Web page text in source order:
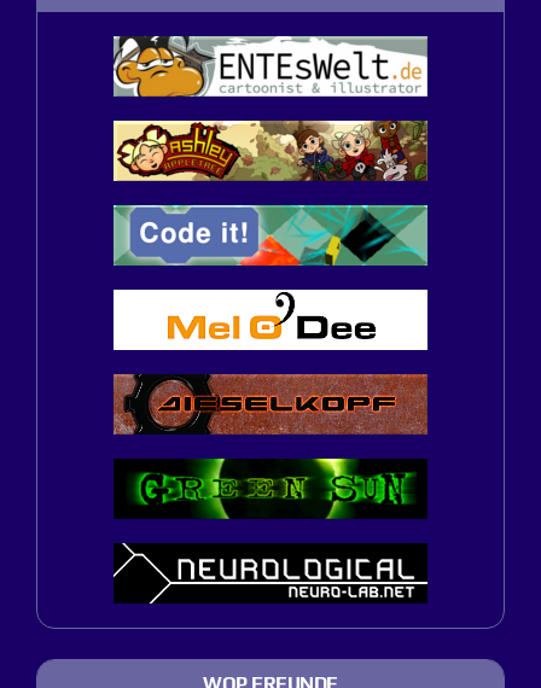
WOP FREUNDE